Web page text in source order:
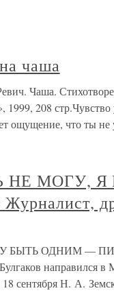
чаша
Чаша.
208 стр.Чувство
ощущение, что ты не
НЕ МОГУ,
БЫТЬ ОДНИМ —
направился в
сентября Н. А.